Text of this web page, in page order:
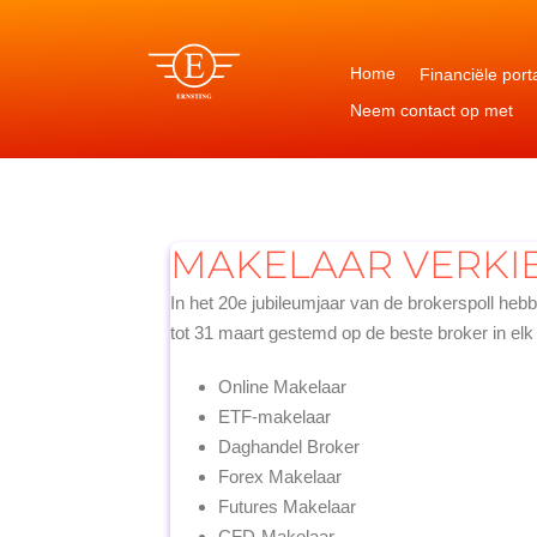
Home
Financiële
Neem contact op met
MAKELAAR
In het 20e jubileumjaar van de brokerspoll
tot 31 maart gestemd op de beste broker in
Online Makelaar
ETF-makelaar
Daghandel Broker
Forex Makelaar
Futures Makelaar